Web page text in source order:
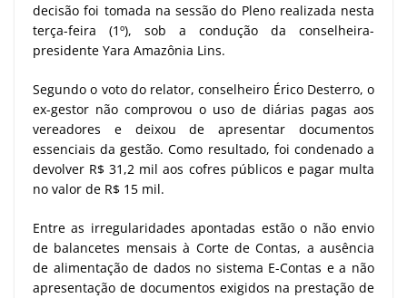
decisão foi tomada na sessão do Pleno realizada nesta
terça-feira (1º), sob a condução da conselheira-
presidente Yara Amazônia Lins.
Segundo o voto do relator, conselheiro Érico Desterro, o
ex-gestor não comprovou o uso de diárias pagas aos
vereadores e deixou de apresentar documentos
essenciais da gestão. Como resultado, foi condenado a
devolver R$ 31,2 mil aos cofres públicos e pagar multa
no valor de R$ 15 mil.
Entre as irregularidades apontadas estão o não envio
de balancetes mensais à Corte de Contas, a ausência
de alimentação de dados no sistema E-Contas e a não
apresentação de documentos exigidos na prestação de